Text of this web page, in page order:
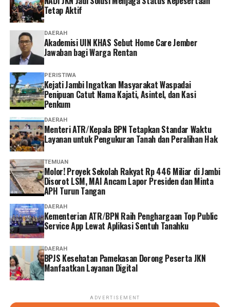
Momen paling menyentuh terjadi ketika Yohanes Heri
Widodo, mewakili seluruh orang tua, secara simbolis
menyerahkan para siswa kepada sekolah. Tepuk tangan
yang mengiringi prosesi sederhana itu seolah menjadi
penanda lahirnya sebuah komitmen baru. Sekolah dan
keluarga kini berjalan berdampingan, saling
menguatkan demi masa depan anak-anak.
Inspirasi kemudian hadir melalui kisah Prof. Dr. (HC). Ir.
Bambang Pramujati, S.T., M.Sc.Eng., Ph.D., IPU, ASEAN
Eng., Rektor Institut Teknologi Sepuluh Nopember
(ITS) Surabaya sekaligus alumni SMA Kolese De Britto.
Ia berbagi perjalanan hidup yang membuktikan bahwa
pendidikan karakter yang diperoleh di bangku sekolah
mampu menjadi fondasi ketika menghadapi tantangan
kehidupan dan dunia profesional. Baginya, ilmu
pengetahuan membuka pintu kesempatan, tetapi
karakterlah yang menentukan arah perjalanan
seseorang.
Pengalaman tersebut diperkaya dengan kesaksian
Yudianto, orang tua siswa Yedija Gayuh Pratama. Ia
menuturkan bahwa komunikasi yang erat antara orang
dalam mendampingi anak selama menempuh
Tetap Aktif
DAERAH
Akademisi UIN KHAS Sebut Home Care Jember
Jawaban bagi Warga Rentan
PERISTIWA
‎Kejati Jambi Ingatkan Masyarakat Waspadai
Penipuan Catut Nama Kajati, Asintel, dan Kasi
Penkum
DAERAH
Menteri ATR/Kepala BPN Tetapkan Standar Waktu
Layanan untuk Pengukuran Tanah dan Peralihan Hak
TEMUAN
Molor! Proyek Sekolah Rakyat Rp 446 Miliar di Jambi
Disorot LSM, MAI Ancam Lapor Presiden dan Minta
APH Turun Tangan
DAERAH
Kementerian ATR/BPN Raih Penghargaan Top Public
Service App Lewat Aplikasi Sentuh Tanahku
DAERAH
BPJS Kesehatan Pamekasan Dorong Peserta JKN
Manfaatkan Layanan Digital
ADVERTISEMENT